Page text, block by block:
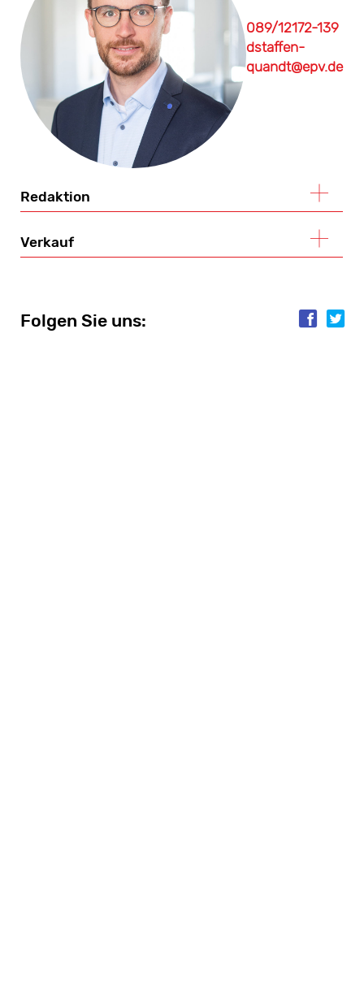
089/12172-139
dstaffen-
quandt@epv.de
Redaktion
Verkauf
Folgen Sie uns:
Folgen Sie uns: